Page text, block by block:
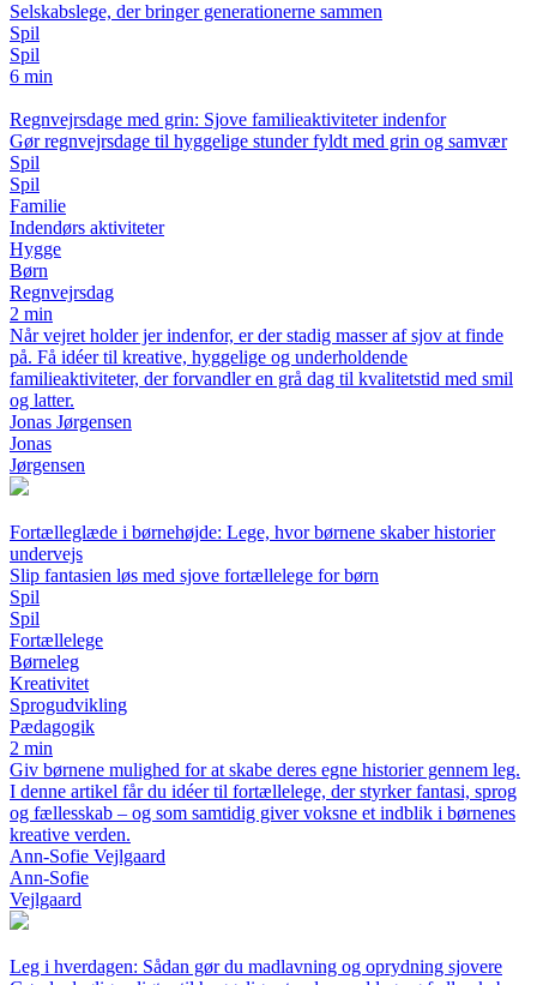
Selskabslege, der bringer generationerne sammen
Spil
Spil
6 min
Regnvejrsdage med grin: Sjove familieaktiviteter indenfor
Gør regnvejrsdage til hyggelige stunder fyldt med grin og samvær
Spil
Spil
Familie
Indendørs aktiviteter
Hygge
Børn
Regnvejrsdag
2 min
Når vejret holder jer indenfor, er der stadig masser af sjov at finde
på. Få idéer til kreative, hyggelige og underholdende
familieaktiviteter, der forvandler en grå dag til kvalitetstid med smil
og latter.
Jonas Jørgensen
Jonas
Jørgensen
Fortælleglæde i børnehøjde: Lege, hvor børnene skaber historier
undervejs
Slip fantasien løs med sjove fortællelege for børn
Spil
Spil
Fortællelege
Børneleg
Kreativitet
Sprogudvikling
Pædagogik
2 min
Giv børnene mulighed for at skabe deres egne historier gennem leg.
I denne artikel får du idéer til fortællelege, der styrker fantasi, sprog
og fællesskab – og som samtidig giver voksne et indblik i børnenes
kreative verden.
Ann-Sofie Vejlgaard
Ann-Sofie
Vejlgaard
Leg i hverdagen: Sådan gør du madlavning og oprydning sjovere